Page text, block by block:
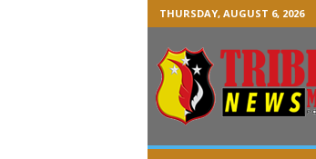
THURSDAY, AUGUST 6, 2026